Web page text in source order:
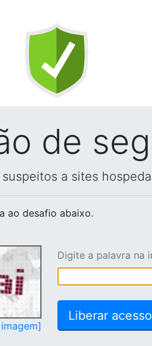
de
a sites
ao desafio abaixo.
Digite a palavra na